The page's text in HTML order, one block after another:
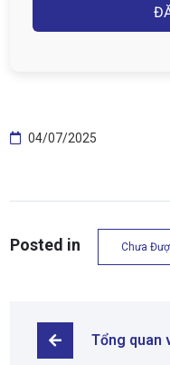
04/07/2025
Posted in Chưa
Tổng quan